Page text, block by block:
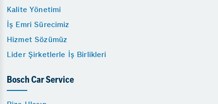
Kalite Yönetimi
İş Emri Sürecimiz
Hizmet Sözümüz
Lider Şirketlerle İş Birlikleri
Bosch Car Service